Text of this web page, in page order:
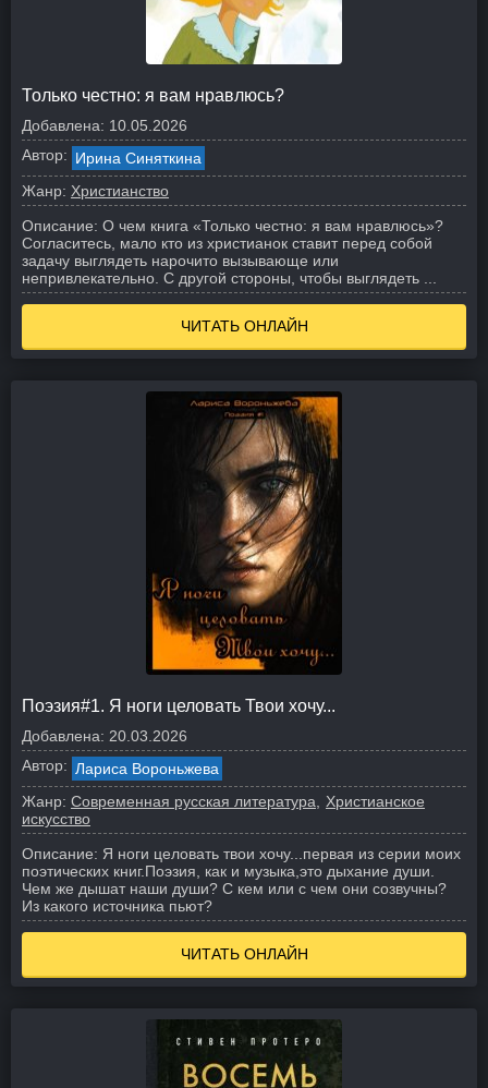
Только честно: я вам нравлюсь?
Добавлена: 10.05.2026
Автор: Ирина Синяткина
Жанр: Христианство
Описание: О чем книга «Только честно: я вам нравлюсь»?
Согласитесь, мало кто из христианок ставит перед собой
задачу выглядеть нарочито вызывающе или
непривлекательно. С другой стороны, чтобы выглядеть ...
ЧИТАТЬ ОНЛАЙН
Поэзия#1. Я ноги целовать Твои хочу...
Добавлена: 20.03.2026
Автор: Лариса Вороньжева
Жанр: Современная русская литература
Христианское
искусство
Описание: Я ноги целовать твои хочу...первая из серии моих
поэтических книг.Поэзия, как и музыка,это дыхание души.
Чем же дышат наши души? С кем или с чем они созвучны?
Из какого источника пьют?
ЧИТАТЬ ОНЛАЙН